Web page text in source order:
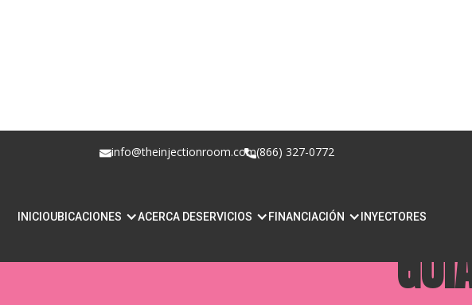
info@theinjectionroom.com(866) 327-0772
INICIOUBICACIONES ACERCA DESERVICIOS FINANCIACIÓN INYECTORES
RELLENOS PARA LA